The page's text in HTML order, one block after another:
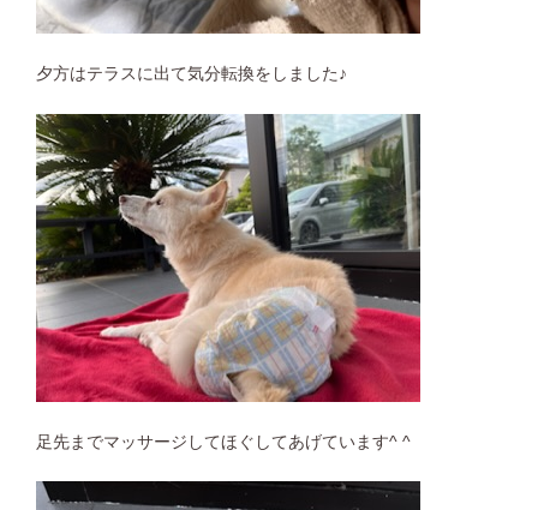
夕方はテラスに出て気分転換をしました♪
足先までマッサージしてほぐしてあげています^ ^